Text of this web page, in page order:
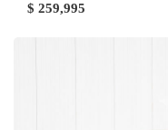
$ 259,995